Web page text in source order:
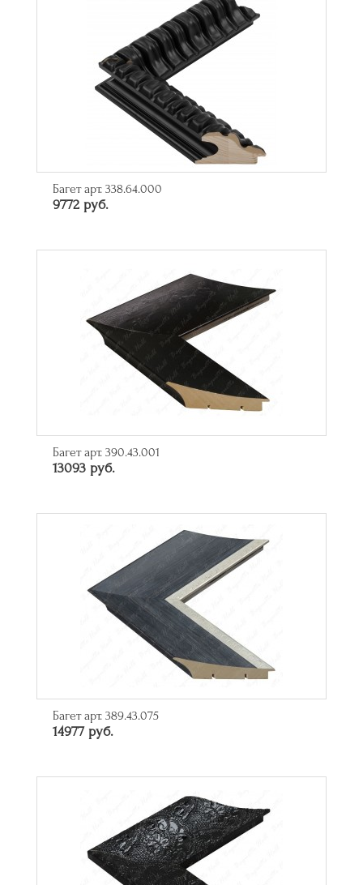
Багет арт. 338.64.000
9772 руб.
Багет арт. 390.43.001
13093 руб.
Багет арт. 389.43.075
14977 руб.